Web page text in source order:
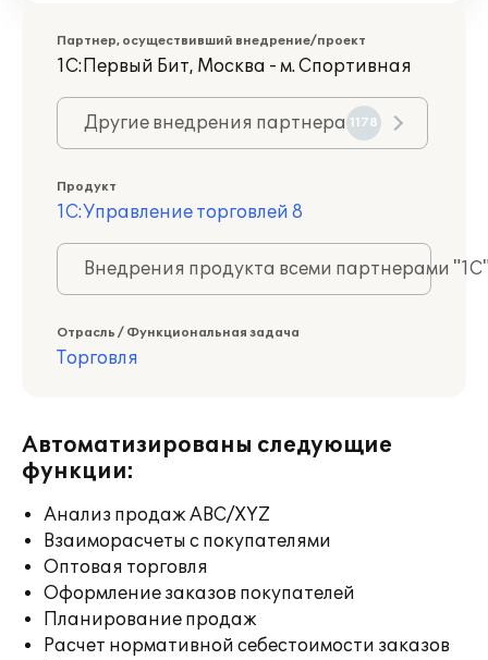
Партнер, осуществивший внедрение/проект
1С:Первый Бит, Москва - м. Спортивная
Другие внедрения партнера 1178
Продукт
1С:Управление торговлей 8
Внедрения продукта всеми партнерами
Отрасль / Функциональная задача
Торговля
Автоматизированы следующие
функции:
Анализ продаж ABC/XYZ
Взаиморасчеты с покупателями
Оптовая торговля
Оформление заказов покупателей
Планирование продаж
Расчет нормативной себестоимости заказов